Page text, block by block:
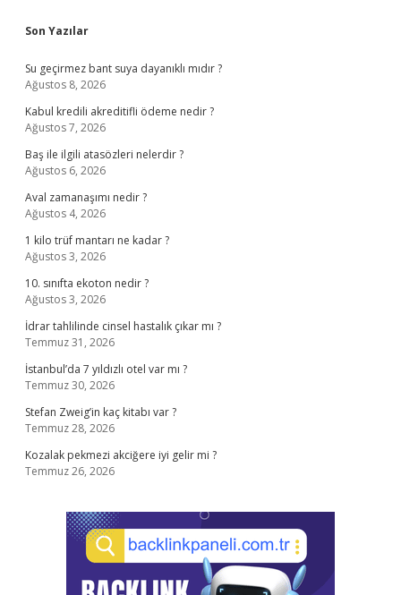
Sidebar
Son Yazılar
Su geçirmez bant suya dayanıklı mıdır ?
Ağustos 8, 2026
Kabul kredili akreditifli ödeme nedir ?
Ağustos 7, 2026
Baş ile ilgili atasözleri nelerdir ?
Ağustos 6, 2026
Aval zamanaşımı nedir ?
Ağustos 4, 2026
1 kilo trüf mantarı ne kadar ?
Ağustos 3, 2026
10. sınıfta ekoton nedir ?
Ağustos 3, 2026
İdrar tahlilinde cinsel hastalık çıkar mı ?
Temmuz 31, 2026
İstanbul’da 7 yıldızlı otel var mı ?
Temmuz 30, 2026
Stefan Zweig’in kaç kitabı var ?
Temmuz 28, 2026
Kozalak pekmezi akciğere iyi gelir mi ?
Temmuz 26, 2026